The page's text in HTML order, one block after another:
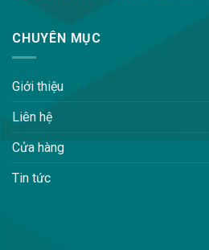
CHUYÊN MỤC
Giới thiệu
Liên hệ
Cửa hàng
Tin tức